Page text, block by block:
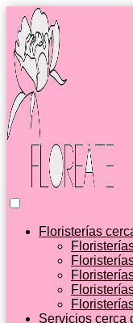
Floristerías
Servicios cerca